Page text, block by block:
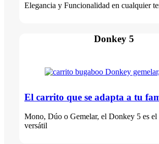
Elegancia y Funcionalidad en cualquier
Donkey 5
El carrito que se adapta a tu
Mono, Dúo o Gemelar, el Donkey 5 es el
versátil